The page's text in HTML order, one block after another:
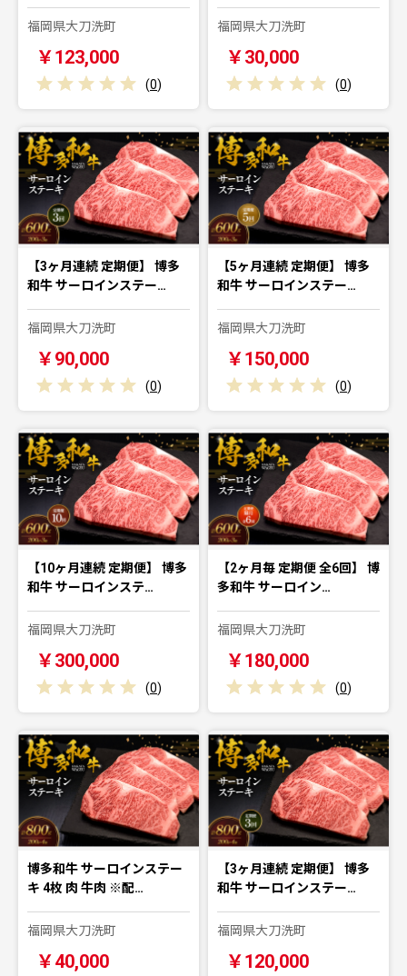
福岡県大刀洗町
￥123,000
(0)
福岡県大刀洗町
￥30,000
(0)
【3ヶ月連続 定期便】 博多
和牛 サーロインステー…
福岡県大刀洗町
￥90,000
(0)
【5ヶ月連続 定期便】 博多
和牛 サーロインステー…
福岡県大刀洗町
￥150,000
(0)
【10ヶ月連続 定期便】 博多
和牛 サーロインステ…
福岡県大刀洗町
￥300,000
(0)
【2ヶ月毎 定期便 全6回】 博
多和牛 サーロイン…
福岡県大刀洗町
￥180,000
(0)
博多和牛 サーロインステー
キ 4枚 肉 牛肉 ※配…
福岡県大刀洗町
￥40,000
【3ヶ月連続 定期便】 博多
和牛 サーロインステー…
福岡県大刀洗町
￥120,000